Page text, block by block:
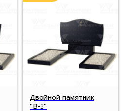
Двойной памятник
"В-3"